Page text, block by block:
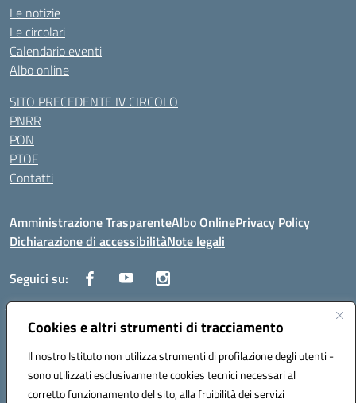
Cookies e altri strumenti di tracciamento
Il nostro Istituto non utilizza strumenti di profilazione degli utenti -
sono utilizzati esclusivamente cookies tecnici necessari al
corretto funzionamento del sito, alla fruibilità dei servizi
Le notizie
Le circolari
Calendario eventi
Albo online
SITO PRECEDENTE IV CIRCOLO
PNRR
PON
PTOF
Contatti
Amministrazione TrasparenteAlbo OnlinePrivacy Policy
Dichiarazione di accessibilitàNote legali
Seguici su:
Traversa Fondo d'Orto n.19B - Cap 80053 - Castellammare di Stabia
(NA) - Tel. 0818701043 - Mail: naic847006@istruzione.it - PEC:
Codice meccanografico: NAIC847006 - Codice iPA: istsc_naic847006 -